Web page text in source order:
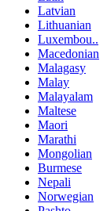
Latvian
Lithuanian
Luxembou..
Macedonian
Malagasy
Malay
Malayalam
Maltese
Maori
Marathi
Mongolian
Burmese
Nepali
Norwegian